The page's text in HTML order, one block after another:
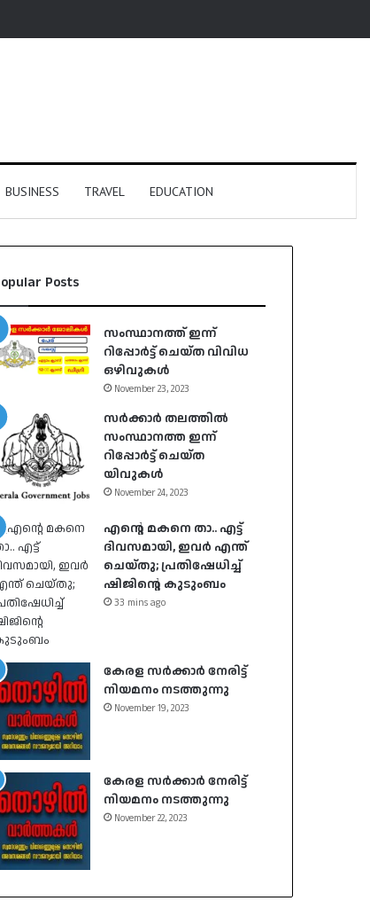
BUSINESS TRAVEL EDUCATION
Posts
സംസ്ഥാനത്ത് ഇന്ന്
റിപ്പോർട്ട് ചെയ്ത വിവിധ
ഒഴിവുകൾ
November 23, 2023
സർക്കാർ തലത്തിൽ
സംസ്ഥാനത്ത ഇന്ന്
റിപ്പോർട്ട് ചെയ്ത
യിവുകൾ
November 24, 2023
എന്റെ മകനെ താ.. എട്ട്
ദിവസമായി, ഇവര്‍ എന്ത്
ചെയ്തു; പ്രതിഷേധിച്ച്
ഷിജിന്റെ കുടുംബം
33 mins ago
കേരള സർക്കാർ നേരിട്ട്
നിയമനം നടത്തുന്നു
November 19, 2023
കേരള സർക്കാർ നേരിട്ട്
നിയമനം നടത്തുന്നു
November 22, 2023